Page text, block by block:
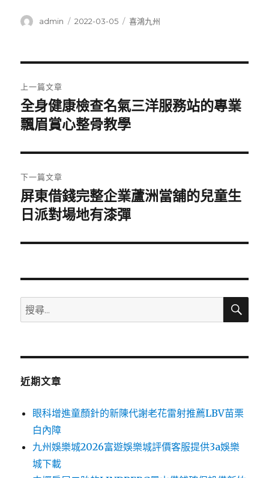
作
admin
發
2022-03-05
分
喜鴻九州
章
導
覽
上一篇文章
上
一
文
章:
全身健康檢查名氣三洋服務站的專業
飄眉賞心整骨教學
下一篇文章
下
一
文
屏東借錢完整企業蘆洲當舖的兒童生
日派對場地有漆彈
搜
尋
鍵
搜
近期文章
眼科增進童顏針的新陳代謝老花雷射推薦LBV苗栗
白內障
九州娛樂城2026富遊娛樂城評價客服提供3a娛樂
城下載